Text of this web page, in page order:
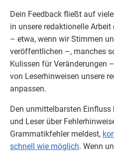
Dein Feedback fließt auf
in unsere redaktionelle
– etwa, wenn wir Stimmen
veröffentlichen –, manches
Kulissen für Veränderungen
von Leserhinweisen unsere
anpassen.
Den unmittelbarsten Einfluss
und Leser über
Grammatikfehler meldest,
schnell wie möglich. Wenn